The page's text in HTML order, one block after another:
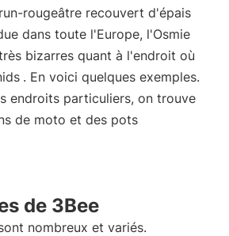
rougeâtre recouvert d'épais
dans toute l'Europe, l'Osmie
bizarres quant à l'endroit où
. En voici quelques exemples.
endroits particuliers, on trouve
de moto et des pots
de 3Bee
nombreux et variés.